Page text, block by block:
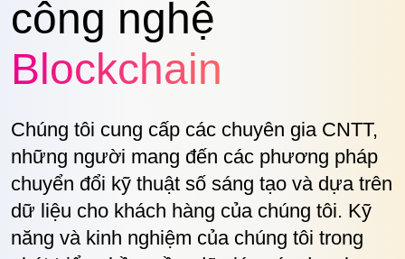
công nghệ
Blockchain
Chúng tôi cung cấp các chuyên gia CNTT,
những người mang đến các phương pháp
chuyển đổi kỹ thuật số sáng tạo và dựa trên
dữ liệu cho khách hàng của chúng tôi. Kỹ
năng và kinh nghiệm của chúng tôi trong